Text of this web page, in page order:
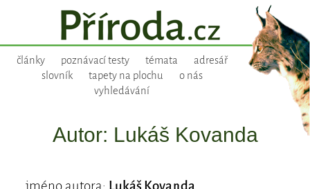
články poznávací testy témata
adresář
slovník
tapety na plochu
o nás
vyhledávání
Autor: Lukáš Kovanda
jméno autora: Lukáš Kovanda